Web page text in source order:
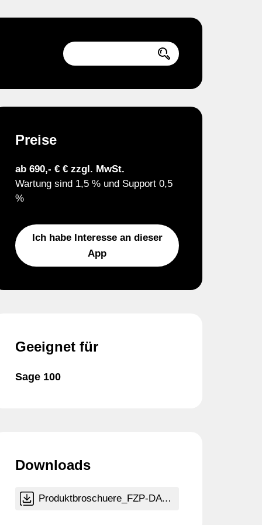
Preise
ab 690,- € € zzgl. MwSt.
Wartung sind 1,5 % und Support 0,5
%
Ich habe Interesse an dieser
App
Geeignet für
Sage 100
Downloads
Produktbroschuere_FZP-DATEV-Schnittstelle-Plus.pdf